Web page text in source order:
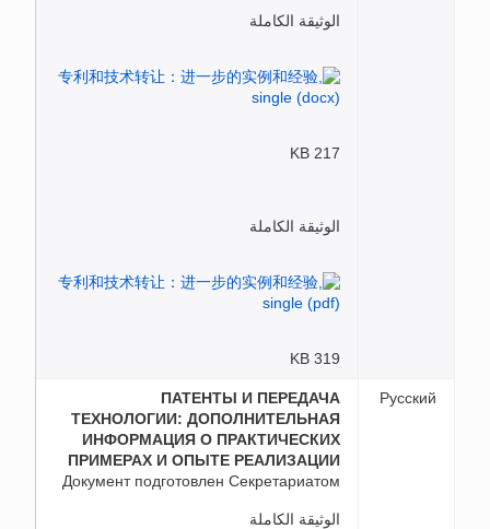
الوثيقة الكاملة
217 KB
الوثيقة الكاملة
319 KB
Русский
ПАТЕНТЫ И ПЕРЕДАЧА
ТЕХНОЛОГИИ: ДОПОЛНИТЕЛЬНАЯ
ИНФОРМАЦИЯ О ПРАКТИЧЕСКИХ
ПРИМЕРАХ И ОПЫТЕ РЕАЛИЗАЦИИ
Документ подготовлен Секретариатом
الوثيقة الكاملة